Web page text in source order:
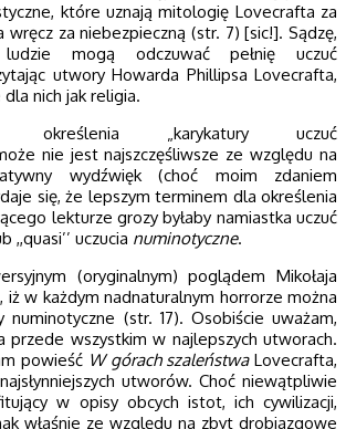
które uznają mitologię Lovecrafta za
wręcz za niebezpieczną (str. 7) [sic!]. Sądzę,
mogą odczuwać pełnię uczuć
utwory Howarda Phillipsa Lovecrafta,
nich jak religia.
określenia „karykatury uczuć
nie jest najszczęśliwsze ze względu na
wydźwięk (choć moim zdaniem
się, że lepszym terminem dla określenia
lekturze grozy byłaby namiastka uczuć
,,quasi’’ uczucia numinotyczne.
(oryginalnym) poglądem Mikołaja
iż w każdym nadnaturalnym horrorze można
(str. 17). Osobiście uważam,
przede wszystkim w najlepszych utworach.
powieść W górach szaleństwaLovecrafta,
utworów. Choć niewątpliwie
w opisy obcych istot, ich cywilizacji,
właśnie ze względu na zbyt drobiazgowe